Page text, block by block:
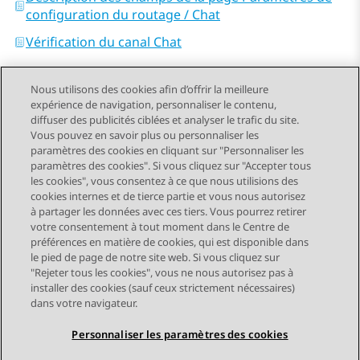
configuration du routage / Chat
Vérification du canal Chat
Send Feedback
Navigation par sujet
Sujet précédent Sujet suivant
STAY CONNECTED
Nous utilisons des cookies afin d’offrir la meilleure
expérience de navigation, personnaliser le contenu,
diffuser des publicités ciblées et analyser le trafic du site.
Vous pouvez en savoir plus ou personnaliser les
paramètres des cookies en cliquant sur "Personnaliser les
paramètres des cookies". Si vous cliquez sur "Accepter tous
les cookies", vous consentez à ce que nous utilisions des
cookies internes et de tierce partie et vous nous autorisez
à partager les données avec ces tiers. Vous pourrez retirer
votre consentement à tout moment dans le Centre de
préférences en matière de cookies, qui est disponible dans
le pied de page de notre site web. Si vous cliquez sur
"Rejeter tous les cookies", vous ne nous autorisez pas à
installer des cookies (sauf ceux strictement nécessaires)
dans votre navigateur.
Personnaliser les paramètres des cookies